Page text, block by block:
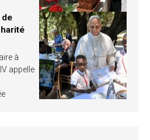
de
à
appelle